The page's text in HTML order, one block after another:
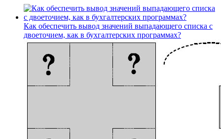
Как обеспечить вывод значений выпадающего списка с
двоеточием, как в бухгалтерских программах?